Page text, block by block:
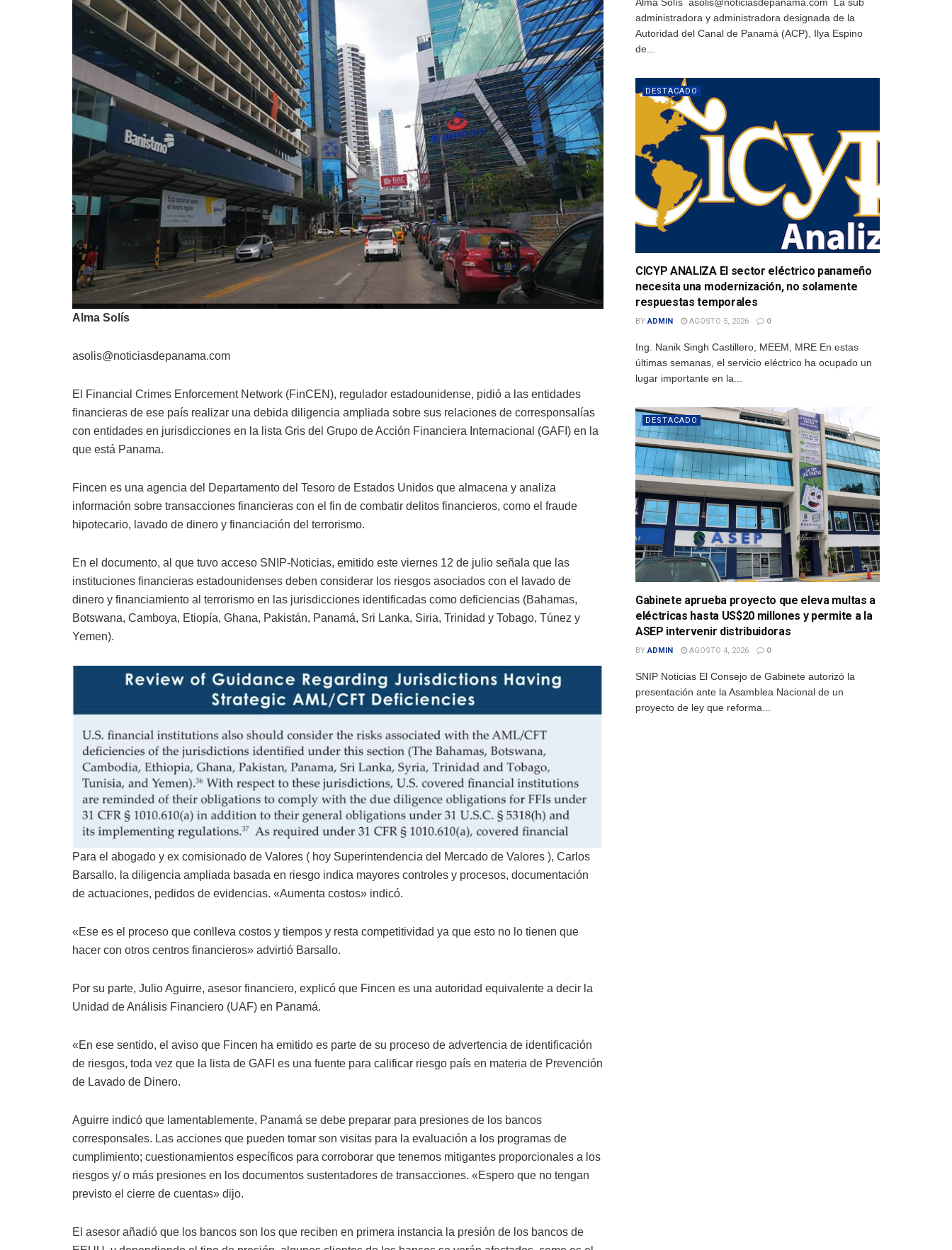
Alma Solís
asolis@noticiasdepanama.com
El Financial Crimes Enforcement Network (FinCEN), regulador estadounidense, pidió a las entidades
financieras de ese país realizar una debida diligencia ampliada sobre sus relaciones de corresponsalías
con entidades en jurisdicciones en la lista Gris del Grupo de Acción Financiera Internacional (GAFI) en la
que está Panama.
Fincen es una agencia del Departamento del Tesoro de Estados Unidos que almacena y analiza
información sobre transacciones financieras con el fin de combatir delitos financieros, como el fraude
hipotecario, lavado de dinero y financiación del terrorismo.
En el documento, al que tuvo acceso SNIP-Noticias, emitido este viernes 12 de julio señala que las
instituciones financieras estadounidenses deben considerar los riesgos asociados con el lavado de
dinero y financiamiento al terrorismo en las jurisdicciones identificadas como deficiencias (Bahamas,
Botswana, Camboya, Etiopía, Ghana, Pakistán, Panamá, Sri Lanka, Siria, Trinidad y Tobago, Túnez y
Yemen).
Para el abogado y ex comisionado de Valores ( hoy Superintendencia del Mercado de Valores ), Carlos
Barsallo, la diligencia ampliada basada en riesgo indica mayores controles y procesos, documentación
de actuaciones, pedidos de evidencias. «Aumenta costos» indicó.
«Ese es el proceso que conlleva costos y tiempos y resta competitividad ya que esto no lo tienen que
hacer con otros centros financieros» advirtió Barsallo.
Por su parte, Julio Aguirre, asesor financiero, explicó que Fincen es una autoridad equivalente a decir la
Unidad de Análisis Financiero (UAF) en Panamá.
«En ese sentido, el aviso que Fincen ha emitido es parte de su proceso de advertencia de identificación
de riesgos, toda vez que la lista de GAFI es una fuente para calificar riesgo país en materia de Prevención
de Lavado de Dinero.
Aguirre indicó que lamentablemente, Panamá se debe preparar para presiones de los bancos
corresponsales. Las acciones que pueden tomar son visitas para la evaluación a los programas de
cumplimiento; cuestionamientos específicos para corroborar que tenemos mitigantes proporcionales a los
riesgos y/ o más presiones en los documentos sustentadores de transacciones. «Espero que no tengan
previsto el cierre de cuentas» dijo.
El asesor añadió que los bancos son los que reciben en primera instancia la presión de los bancos de
Alma Solís asolis@noticiasdepanama.com La sub
administradora y administradora designada de la
Autoridad del Canal de Panamá (ACP), Ilya Espino
de...
DESTACADO
CICYP ANALIZA El sector eléctrico panameño
necesita una modernización, no solamente
respuestas temporales
BY ADMIN AGOSTO 5, 2026 0
Ing. Nanik Singh Castillero, MEEM, MRE En estas
últimas semanas, el servicio eléctrico ha ocupado un
lugar importante en la...
DESTACADO
Gabinete aprueba proyecto que eleva multas a
eléctricas hasta US$20 millones y permite a la
ASEP intervenir distribuidoras
BY ADMIN AGOSTO 4, 2026 0
SNIP Noticias El Consejo de Gabinete autorizó la
presentación ante la Asamblea Nacional de un
proyecto de ley que reforma...